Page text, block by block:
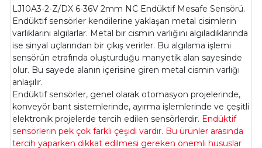
LJ10A3-2-Z/DX 6-36V 2mm NC Endüktif Mesafe Sensörü.
Endüktif sensörler kendilerine yaklaşan metal cisimlerin
varlıklarını algılarlar. Metal bir cismin varlığını algıladıklarında
ise sinyal uçlarından bir çıkış verirler. Bu algılama işlemi
sensörün etrafında oluşturduğu manyetik alan sayesinde
olur. Bu sayede alanın içerisine giren metal cismin varlığı
anlaşılır.
Endüktif sensörler, genel olarak otomasyon projelerinde,
konveyör bant sistemlerinde, ayırma işlemlerinde ve çeşitli
elektronik projelerde tercih edilen sensörlerdir. Endüktif
sensörlerin pek çok farklı çeşidi vardır. Bu ürünler arasında
tercih yaparken dikkat edilmesi gereken önemli hususlar